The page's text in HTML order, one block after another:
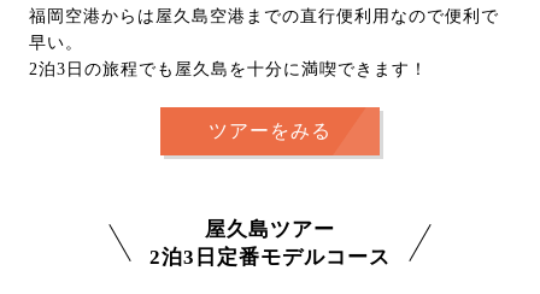
福岡空港からは屋久島空港までの直行便利用なので便利で
早い。
2泊3日の旅程でも屋久島を十分に満喫できます！
ツアーをみる
屋久島ツアー
2泊3日定番モデルコース